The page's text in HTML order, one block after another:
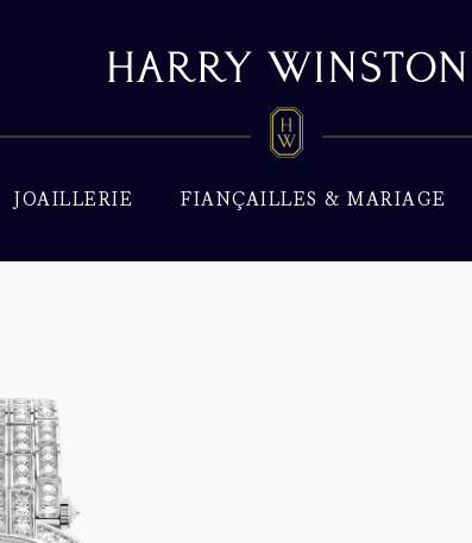
JOAILLERIE FIANÇAILLES & MARIAGE